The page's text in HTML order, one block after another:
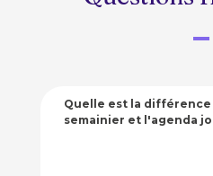
Quelle est la
semainier et l'agenda